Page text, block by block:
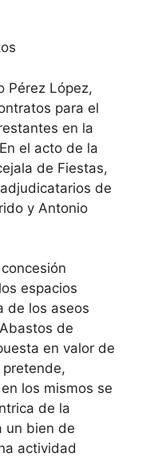
Pérez López,
para el
en la
el acto de la
de Fiestas,
de
y Antonio
espacios
de los aseos
de
en valor de
los mismos se
de la
un bien de
actividad